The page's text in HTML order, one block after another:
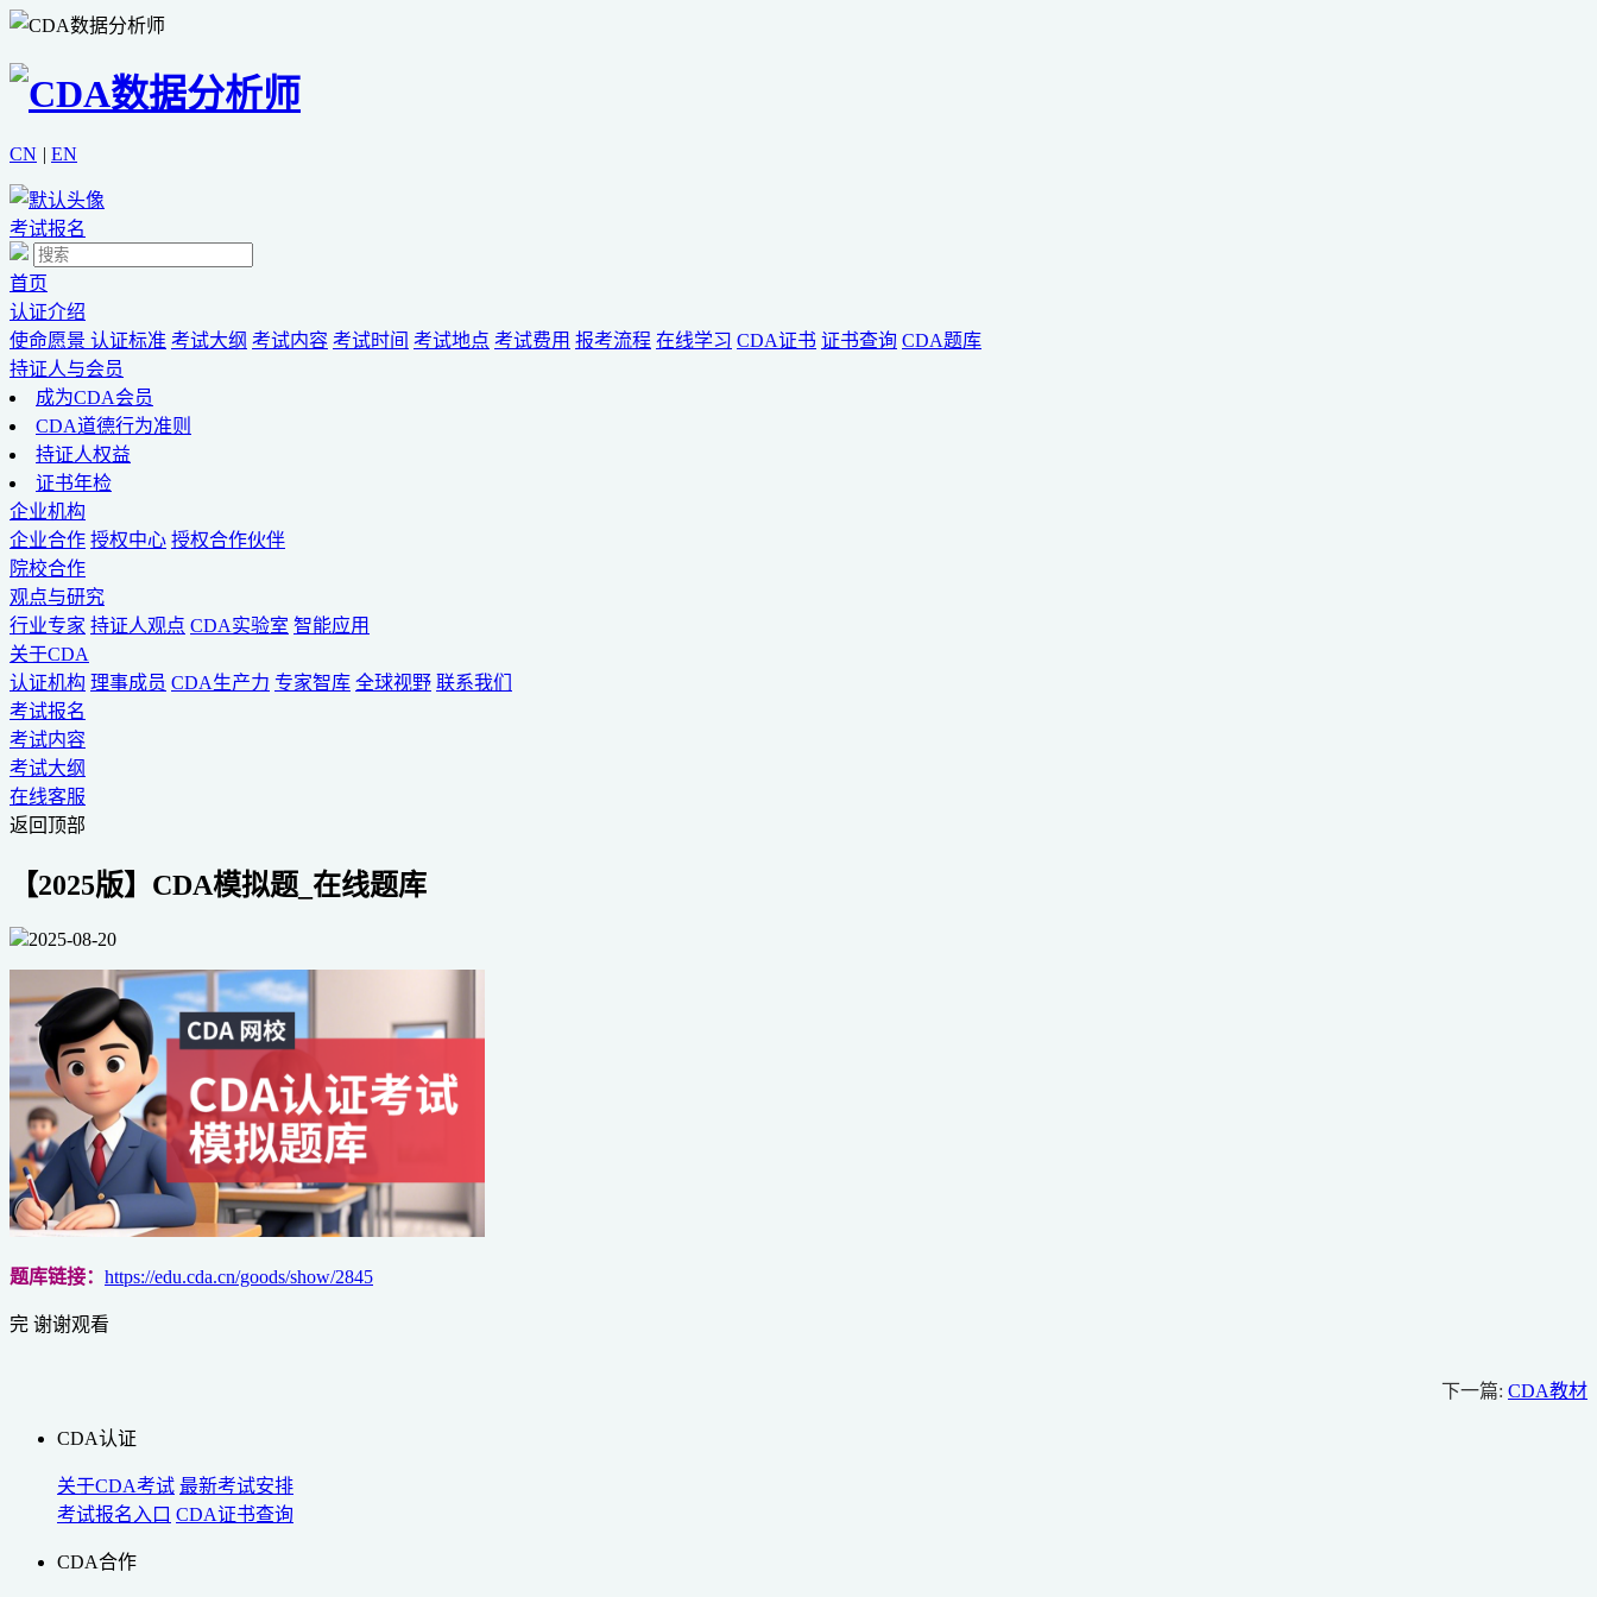
CN | EN
考试报名
首页
认证介绍
使命愿景 认证标准 考试大纲 考试内容 考试时间 考试地点 考试费用 报考流程 在线学习 CDA证书 证书查询 CDA题库
持证人与会员
成为CDA会员
CDA道德行为准则
持证人权益
证书年检
企业机构
企业合作 授权中心 授权合作伙伴
院校合作
观点与研究
行业专家 持证人观点 CDA实验室 智能应用
关于CDA
认证机构 理事成员 CDA生产力 专家智库 全球视野 联系我们
考试报名
考试内容
考试大纲
在线客服
返回顶部
【2025版】CDA模拟题_在线题库
2025-08-20
题库链接： https://edu.cda.cn/goods/show/2845
完 谢谢观看
下一篇: CDA教材
CDA认证
关于CDA考试 最新考试安排
考试报名入口 CDA证书查询
CDA合作